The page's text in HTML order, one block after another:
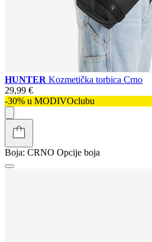
HUNTER Kozmetička torbica Crno
29,99 €
-30% u MODIVOclubu
Boja: CRNO Opcije boja